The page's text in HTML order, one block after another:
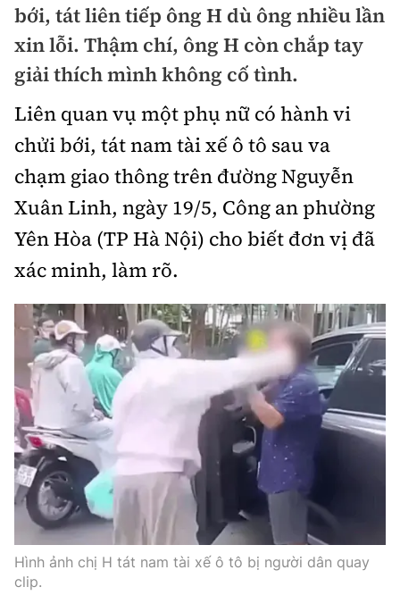
Chuyện dọc đường
Cải chính
Quy hoạch kiến trúc
Vật liệu xây dựng
Giám định chất lượng
Quản lý đô thị
Quản lý
Đường bộ
Hàng không
Đăng kiểm
Đường sắt tốc độ cao
Hàng hải
Đường sắt đô thị
Nhà thầu
Mời thầu - Đấu thầu
Thi viết về GTVT
Kinh tế
Thị trường
Tài chính
Chứng khoán
Bảo hiểm
Doanh nghiệp
Pháp luật
Thanh tra
An ninh hình sự
Điều tra
Pháp đình
Hỏi - Đáp
An toàn giao thông
Giao thông 24h
ATGT địa phương
Văn hóa giao thông
Lái xe an toàn
Chung tay vì ATGT
Gương sáng giao thông
Chất lượng sống
Giáo dục
Y tế
Đời sống
Lao động - Công đoàn
Văn hóa - Giải Trí
Showbiz
Điện ảnh
Âm nhạc
Thể thao
Bóng đá
Bình luận
Hậu trường sao
360 độ thể thao
Công nghệ
Công nghệ mới
Sản phẩm mới
Tư vấn
Thế giới
Thời sự Quốc tế
Hồ sơ tài liệu
Thế giới giao thông
Thế giới xây dựng
Đi ++
Du lịch
Khám phá
Lối sống
Video
Thời sự
bới, tát liên tiếp ông H dù ông nhiều lần
xin lỗi. Thậm chí, ông H còn chắp tay
giải thích mình không cố tình.
Liên quan vụ một phụ nữ có hành vi
chửi bới, tát nam tài xế ô tô sau va
chạm giao thông trên đường Nguyễn
Xuân Linh, ngày 19/5, Công an phường
Yên Hòa (TP Hà Nội) cho biết đơn vị đã
xác minh, làm rõ.
Hình ảnh chị H tát nam tài xế ô tô bị người dân quay
clip.